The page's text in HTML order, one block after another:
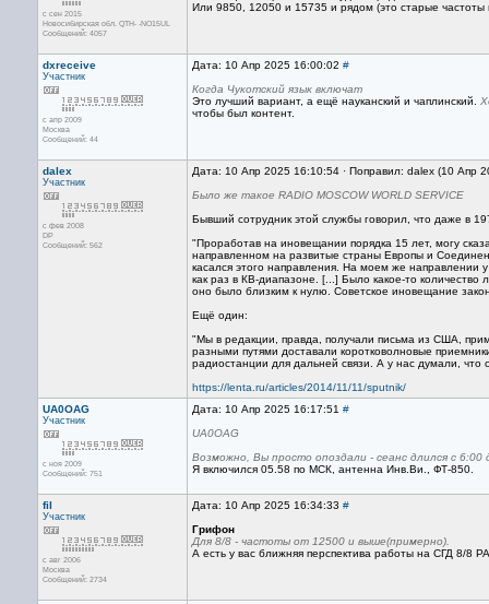
с сен 2015
Новосибирская обл. QTH- -NO15UL
Сообщений: 4057
Или 9850, 12050 и 15735 и рядом (это старые частоты
dxreceive
Участник
с апр 2009
Москва
Сообщений: 44
Дата: 10 Апр 2025 16:00:02 #
Когда Чукотский язык включат
Это лучший вариант, а ещё науканский и чаплинский.
чтобы был контент.
dalex
Участник
с фев 2008
DP
Сообщений: 562
Дата: 10 Апр 2025 16:10:54 · Поправил: dalex (10 Апр
Было же такое RADIO MOSCOW WORLD SERVICE
Бывший сотрудник этой службы говорил, что даже в
"Проработав на иновещании порядка 15 лет, могу
направленном на развитые страны Европы и
касался этого направления. На моем же
как раз в КВ-диапазоне. [...] Было какое-то
оно было близким к нулю. Советское иновещание
Ещё один:
"Мы в редакции, правда, получали письма из США,
разными путями доставали коротковолновые
радиостанции для дальней связи. А у нас думали, что
https://lenta.ru/articles/2014/11/11/sputnik/
UA0OAG
Участник
с ноя 2009
Сообщений: 751
Дата: 10 Апр 2025 16:17:51 #
UA0OAG
Возможно, Вы просто опоздали - сеанс длился с 6:00
Я включился 05.58 по МСК, антенна Инв.Ви., ФТ-850.
fil
Участник
с авг 2006
Москва
Сообщений: 2734
Дата: 10 Апр 2025 16:34:33 #
Грифон
Для 8/8 - частоты от 12500 и выше(примерно).
А есть у вас ближняя перспектива работы на СГД 8/8